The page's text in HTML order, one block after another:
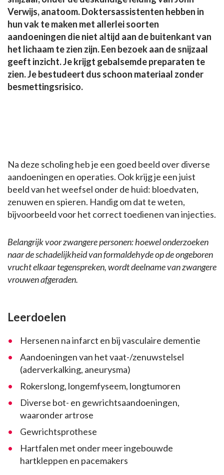
Verwijs, anatoom. Doktersassistenten hebben in
hun vak te maken met allerlei soorten
aandoeningen die niet altijd aan de buitenkant van
het lichaam te zien zijn. Een bezoek aan de snijzaal
geeft inzicht. Je krijgt gebalsemde preparaten te
zien. Je bestudeert dus schoon materiaal zonder
besmettingsrisico.
Na deze scholing heb je een goed beeld over diverse
aandoeningen en operaties. Ook krijg je een juist
beeld van het weefsel onder de huid: bloedvaten,
zenuwen en spieren. Handig om dat te weten,
bijvoorbeeld voor het correct toedienen van injecties.
Belangrijk voor zwangere personen: hoewel onderzoeken
naar de schadelijkheid van formaldehyde op de ongeboren
vrucht elkaar tegenspreken, wordt deelname van zwangere
vrouwen afgeraden.
Leerdoelen
Hersenen na infarct en bij vasculaire dementie
Aandoeningen van het vaat-/zenuwstelsel
(aderverkalking, aneurysma)
Rokerslong, longemfyseem, longtumoren
Diverse bot- en gewrichtsaandoeningen,
waaronder artrose
Gewrichtsprothese
Hartfalen met onder meer ingebouwde
hartkleppen en pacemakers